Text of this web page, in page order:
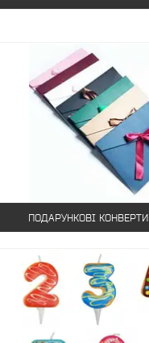
ПОДАРУНКОВІ КОНВЕРТИ